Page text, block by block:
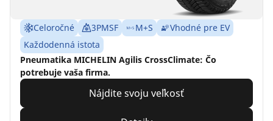
Celoročné 3PMSF M+S
Vhodné pre EV
Každodenná istota
Pneumatika MICHELIN Agilis CrossClimate: Čo
potrebuje vaša firma.
Nájdite svoju veľkosť